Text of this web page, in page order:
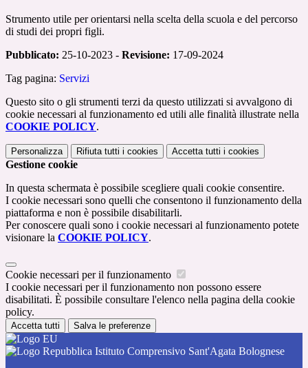
Strumento utile per orientarsi nella scelta della scuola e del percorso
di studi dei propri figli.
Pubblicato: 25-10-2023 - Revisione: 17-09-2024
Tag pagina: Servizi
Questo sito o gli strumenti terzi da questo utilizzati si avvalgono di
cookie necessari al funzionamento ed utili alle finalità illustrate nella
COOKIE POLICY.
Personalizza Rifiuta tutti i cookies Accetta tutti i cookies
Gestione cookie
In questa schermata è possibile scegliere quali cookie consentire.
I cookie necessari sono quelli che consentono il funzionamento della
piattaforma e non è possibile disabilitarli.
Per conoscere quali sono i cookie necessari al funzionamento potete
visionare la COOKIE POLICY.
Cookie necessari per il funzionamento
I cookie necessari per il funzionamento non possono essere
disabilitati. È possibile consultare l'elenco nella pagina della cookie
policy.
Accetta tutti Salva le preferenze
Istituto Comprensivo Sant'Agata Bolognese